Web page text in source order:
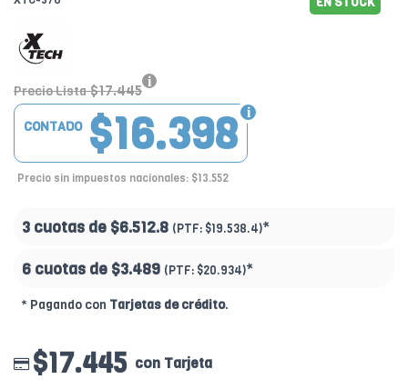
Precio Lista $17.445
$16.398
CONTADO
Precio sin impuestos nacionales: $13.552
3 cuotas de $6.512.8 (PTF: $19.538.4)*
6 cuotas de $3.489 (PTF: $20.934)*
* Pagando con Tarjetas de crédito.
$17.445 con Tarjeta